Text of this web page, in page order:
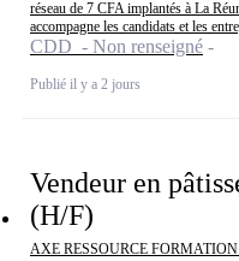
réseau de 7 CFA implantés à La
accompagne les candidats et les
CDD - Non renseigné
Publié il y a 2 jours
Vendeur en
(H/F)
AXE RESSOURCE